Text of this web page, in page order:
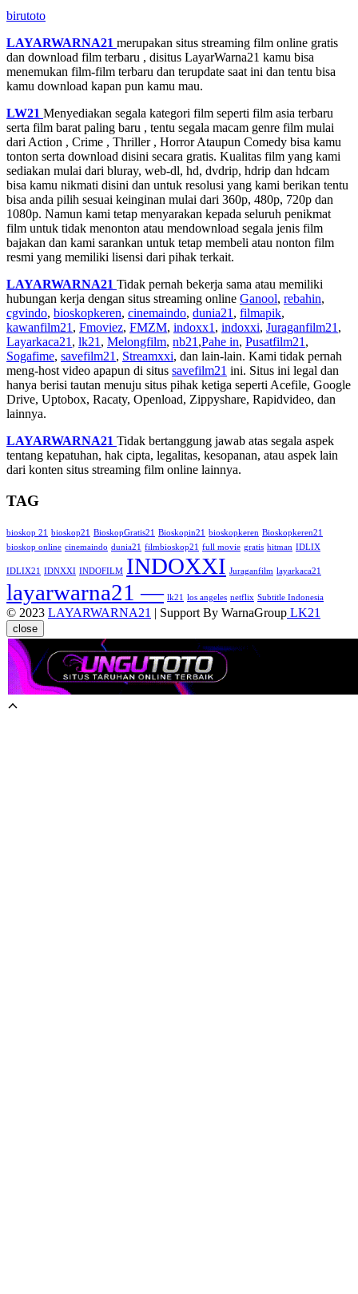
birutoto
LAYARWARNA21 merupakan situs streaming film online gratis
dan download film terbaru , disitus LayarWarna21 kamu bisa
menemukan film-film terbaru dan terupdate saat ini dan tentu bisa
kamu download kapan pun kamu mau.
LW21 Menyediakan segala kategori film seperti film asia terbaru
serta film barat paling baru , tentu segala macam genre film mulai
dari Action , Crime , Thriller , Horror Ataupun Comedy bisa kamu
tonton serta download disini secara gratis. Kualitas film yang kami
sediakan mulai dari bluray, web-dl, hd, dvdrip, hdrip dan hdcam
bisa kamu nikmati disini dan untuk resolusi yang kami berikan tentu
bisa anda pilih sesuai keinginan mulai dari 360p, 480p, 720p dan
1080p. Namun kami tetap menyarakan kepada seluruh penikmat
film untuk tidak menonton atau mendownload segala jenis film
bajakan dan kami sarankan untuk tetap membeli atau nonton film
resmi yang memiliki lisensi dari pihak terkait.
LAYARWARNA21 Tidak pernah bekerja sama atau memiliki
hubungan kerja dengan situs streaming online Ganool, rebahin,
cgvindo, bioskopkeren, cinemaindo, dunia21 , filmapik,
kawanfilm21 , Fmoviez, FMZM, indoxx1 , indoxxi, Juraganfilm21 ,
Layarkaca21 , lk21 , Melongfilm, nb21 ,Pahe in, Pusatfilm21 ,
Sogafime, savefilm21 , Streamxxi, dan lain-lain. Kami tidak pernah
meng-host video apapun di situs savefilm21 ini. Situs ini legal dan
hanya berisi tautan menuju situs pihak ketiga seperti Acefile, Google
Drive, Uptobox, Racaty, Openload, Zippyshare, Rapidvideo, dan
lainnya.
LAYARWARNA21 Tidak bertanggung jawab atas segala aspek
tentang kepatuhan, hak cipta, legalitas, kesopanan, atau aspek lain
dari konten situs streaming film online lainnya.
TAG
bioskop 21 bioskop21 BioskopGratis21 Bioskopin21 bioskopkeren Bioskopkeren21
bioskop online cinemaindo dunia21 filmbioskop21 full movie gratis hitman IDLIX
IDLIX21 IDNXXI INDOFILM INDOXXI Juraganfilm layarkaca21
layarwarna21 — lk21 los angeles netflix Subtitle Indonesia
© 2023 LAYARWARNA21 | Support By WarnaGroup LK21
close